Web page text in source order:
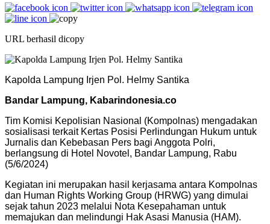
URL berhasil dicopy
Kapolda Lampung Irjen Pol. Helmy Santika
Bandar Lampung, Kabarindonesia.co
Tim Komisi Kepolisian Nasional (Kompolnas) mengadakan
sosialisasi terkait Kertas Posisi Perlindungan Hukum untuk
Jurnalis dan Kebebasan Pers bagi Anggota Polri,
berlangsung di Hotel Novotel, Bandar Lampung, Rabu
(5/6/2024)
Kegiatan ini merupakan hasil kerjasama antara Kompolnas
dan Human Rights Working Group (HRWG) yang dimulai
sejak tahun 2023 melalui Nota Kesepahaman untuk
memajukan dan melindungi Hak Asasi Manusia (HAM).